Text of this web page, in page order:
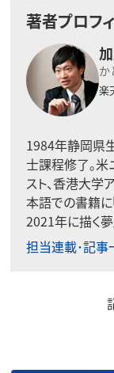
著者プロフ
か
楽
1984年静岡県
士課程修了。
スト、香港大学
本語での書籍に
2021年に描く夢
担当連載･記事